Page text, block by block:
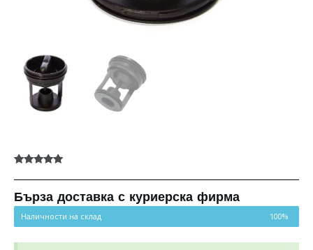
5.00от 5,
базирано на
потребителски
оценки
Бърза доставка с куриерска фирма
Наличности на склад 100%